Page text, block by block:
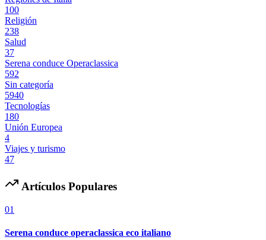
100
Religión
238
Salud
37
Serena conduce Operaclassica
592
Sin categoría
5940
Tecnologías
180
Unión Europea
4
Viajes y turismo
47
Artículos Populares
01
Serena conduce operaclassica eco italiano